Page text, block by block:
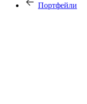
Портфейли